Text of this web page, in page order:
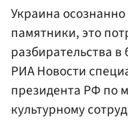
Украина
памятники, это
разбирательства
РИА Новости
президента РФ по
культурному